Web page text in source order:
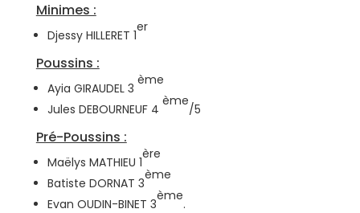
Minimes :
Djessy HILLERET 1
er
Poussins :
Ayia GIRAUDEL 3
ème
Jules DEBOURNEUF 4
ème
/5
Pré-Poussins :
Maëlys MATHIEU 1
ère
Batiste DORNAT 3
ème
Evan OUDIN-BINET 3
ème
.